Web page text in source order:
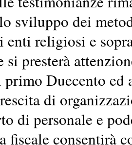
sviluppo dei
enti religiosi e
si presterà
primo Duecento
di
di personale e
fiscale consentirà